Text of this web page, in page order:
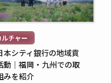
ルチャー
本シティ銀行の地域貢
動｜福岡・九州での取
みを紹介